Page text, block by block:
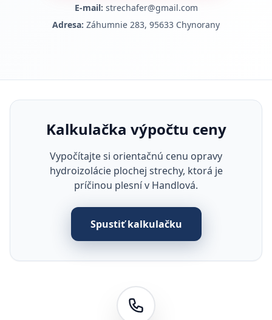
E-mail: strechafer@gmail.com
Adresa: Záhumnie 283, 95633 Chynorany
Kalkulačka výpočtu ceny
Vypočítajte si orientačnú cenu opravy
hydroizolácie plochej strechy, ktorá je
príčinou plesní v Handlová.
Spustiť kalkulačku